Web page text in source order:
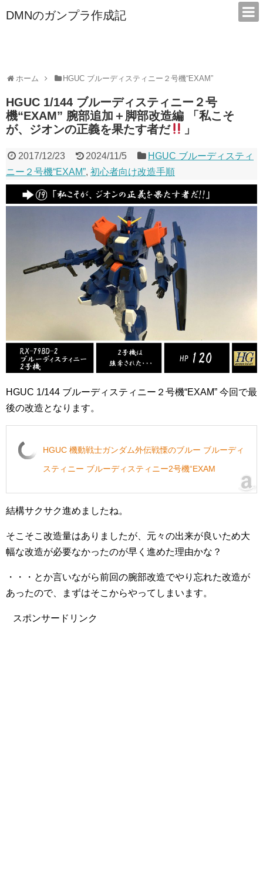
DMNのガンプラ作成記
ホーム HGUC ブルーディスティニー２号機“EXAM”
HGUC 1/144 ブルーディスティニー２号
機“EXAM” 腕部追加＋脚部改造編 「私こそ
が、ジオンの正義を果たす者だ
」
2017/12/23 2024/11/5
HGUC ブルーディスティ
ニー２号機“EXAM”, 初心者向け改造手順
HGUC 1/144 ブルーディスティニー２号機“EXAM” 今回で最
後の改造となります。
HGUC 機動戦士ガンダム外伝戦慄のブルー ブルーディ
スティニー ブルーディスティニー2号機“EXAM
結構サクサク進めましたね。
そこそこ改造量はありましたが、元々の出来が良いため大
幅な改造が必要なかったのが早く進めた理由かな？
・・・とか言いながら前回の腕部改造でやり忘れた改造が
あったので、まずはそこからやってしまいます。
スポンサードリンク